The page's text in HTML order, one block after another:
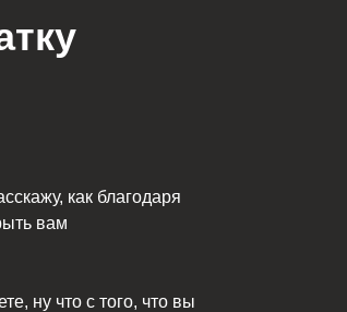
как благодаря
вам
ну что с того, что вы